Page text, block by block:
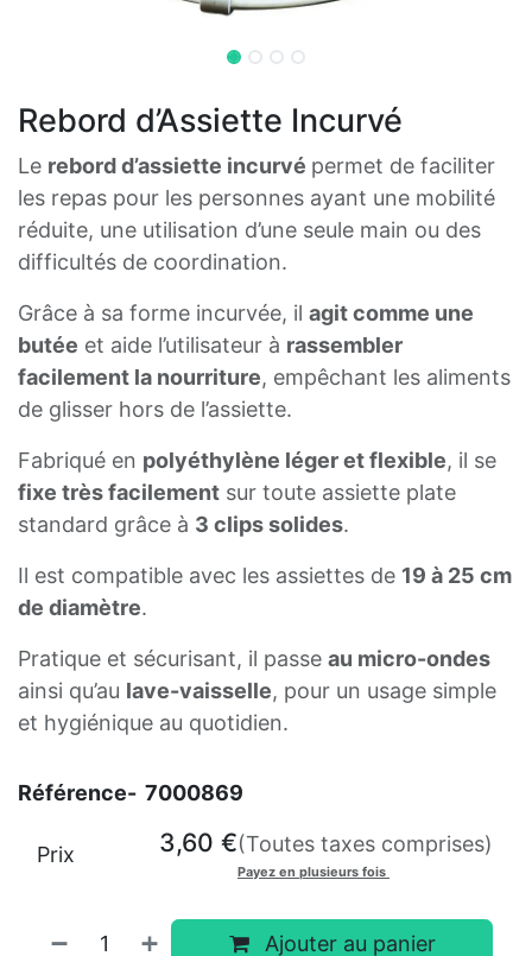
Rebord d’Assiette Incurvé
Le rebord d’assiette incurvé permet de faciliter
les repas pour les personnes ayant une mobilité
réduite, une utilisation d’une seule main ou des
difficultés de coordination.
Grâce à sa forme incurvée, il agit comme une
butée et aide l’utilisateur à rassembler
facilement la nourriture, empêchant les aliments
de glisser hors de l’assiette.
Fabriqué en polyéthylène léger et flexible, il se
fixe très facilement sur toute assiette plate
standard grâce à 3 clips solides.
Il est compatible avec les assiettes de 19 à 25 cm
de diamètre.
Pratique et sécurisant, il passe au micro-ondes
ainsi qu’au lave-vaisselle, pour un usage simple
et hygiénique au quotidien.
Référence- 7000869
Ajouter au panier
Prix 3,60 €(Toutes taxes comprises)
Payez en plusieurs fois